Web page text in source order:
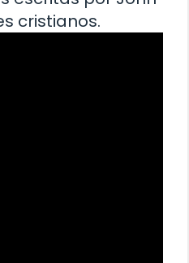
cristianos.